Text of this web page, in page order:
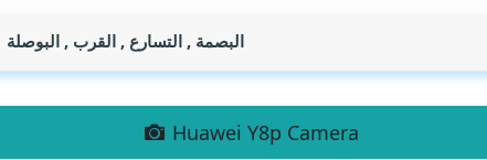
البصمة , التسارع , القرب , البوصلة
Huawei Y8p Camera